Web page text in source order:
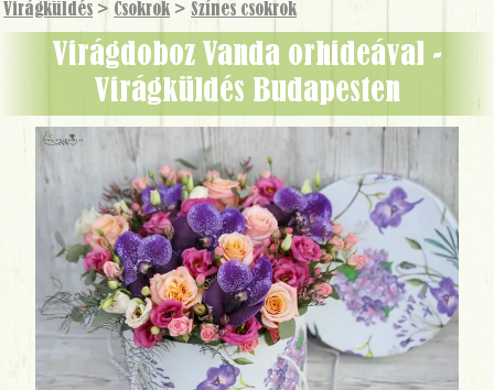
Virágküldés > Csokrok >Színes csokrok
Virágdoboz Vanda orhideával -
Virágküldés Budapesten